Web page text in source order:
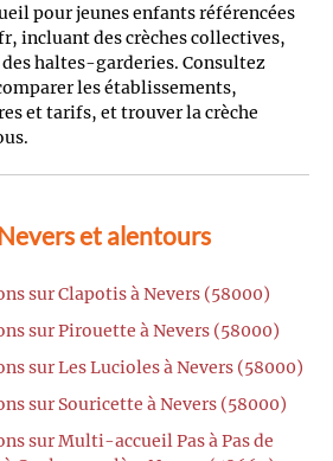
pour jeunes enfants référencées
incluant des crèches collectives,
haltes-garderies. Consultez
les établissements,
et tarifs, et trouver la crèche
et alentours
sur Clapotis à Nevers (58000)
sur Pirouette à Nevers (58000)
sur Les Lucioles à Nevers (58000)
sur Souricette à Nevers (58000)
sur Multi-accueil Pas à Pas de